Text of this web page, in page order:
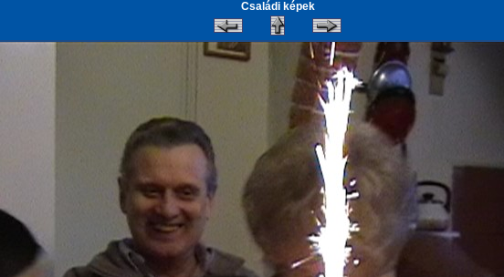
Családi képek